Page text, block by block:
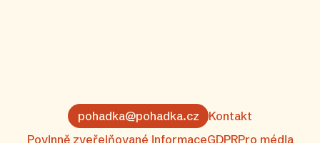
pohadka@pohadka.cz
Kontakt
Povinně zveřejňované informaceGDPRPro média